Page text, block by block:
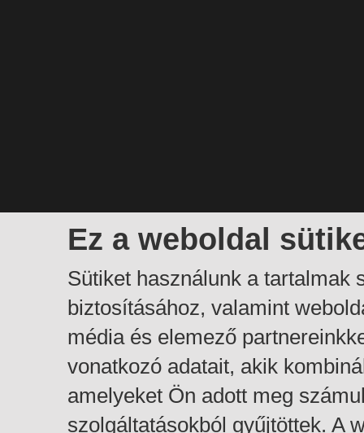
Ez a weboldal
Sütiket használunk a tartalmak
biztosításához, valamint
média és elemező
vonatkozó adatait, akik
amelyeket Ön adott meg
szolgáltatásokból gyűjtöttek. A